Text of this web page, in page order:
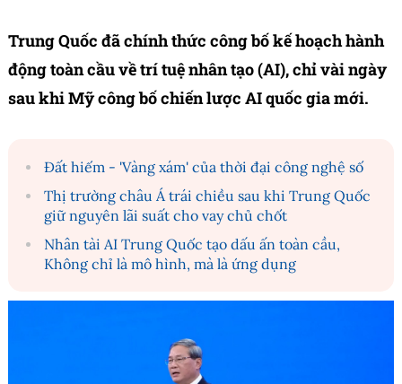
Trung Quốc đã chính thức công bố kế hoạch hành
động toàn cầu về trí tuệ nhân tạo (AI), chỉ vài ngày
sau khi Mỹ công bố chiến lược AI quốc gia mới.
Đất hiếm - 'Vàng xám' của thời đại công nghệ số
Thị trường châu Á trái chiều sau khi Trung Quốc
giữ nguyên lãi suất cho vay chủ chốt
Nhân tài AI Trung Quốc tạo dấu ấn toàn cầu,
Không chỉ là mô hình, mà là ứng dụng